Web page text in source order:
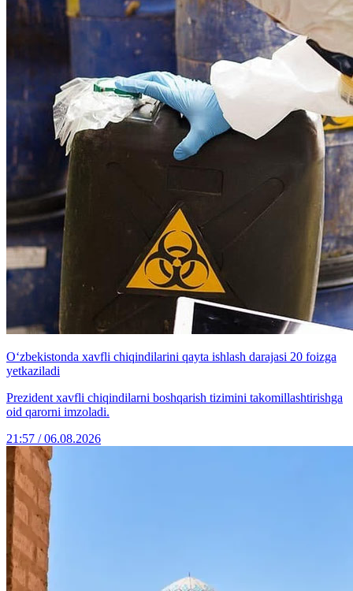
O‘zbekistonda xavfli chiqindilarini qayta ishlash darajasi 20 foizga
yetkaziladi
Prezident xavfli chiqindilarni boshqarish tizimini takomillashtirishga
oid qarorni imzoladi.
21:57 / 06.08.2026